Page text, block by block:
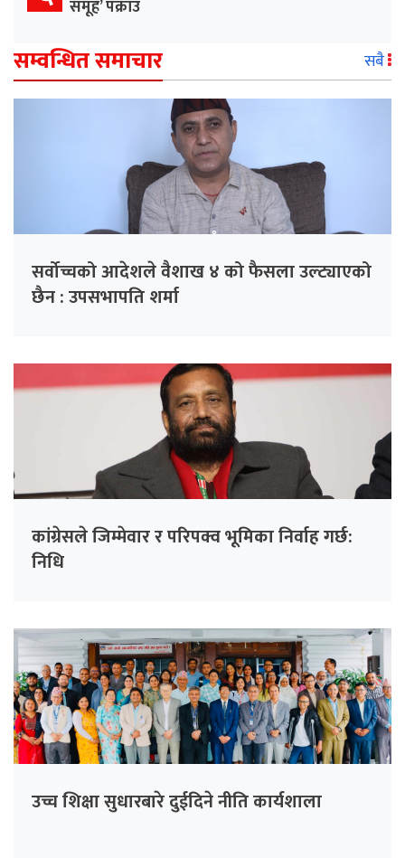
समूह’ पक्राउ
सम्वन्धित समाचार सबै
सर्वोच्चको आदेशले वैशाख ४ को फैसला उल्ट्याएको
छैन : उपसभापति शर्मा
कांग्रेसले जिम्मेवार र परिपक्व भूमिका निर्वाह गर्छ:
निधि
उच्च शिक्षा सुधारबारे दुईदिने नीति कार्यशाला